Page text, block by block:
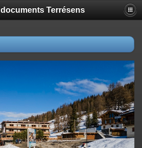
Terrésens